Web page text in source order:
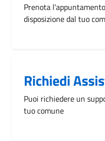
Prenota
disposizione dal tuo
Richiedi
Puoi richiedere un
tuo comune